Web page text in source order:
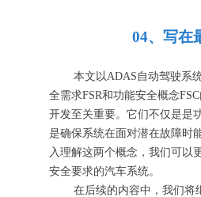
04、 写在
本文以ADAS自动驾驶系
全需求FSR和功能安全概念
开发至关重要。它们不仅是是
是确保系统在面对潜在故障时
入理解这两个概念，我们可以
安全要求的汽车系统。
在后续的内容中，我们将